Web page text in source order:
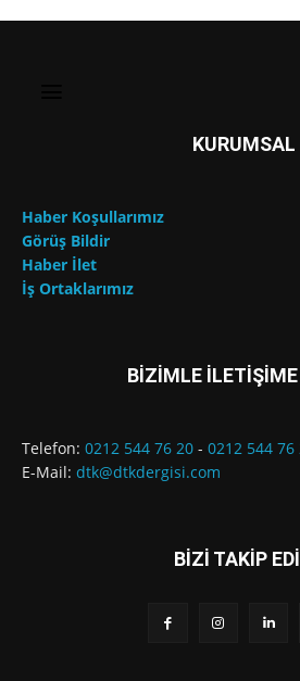
KURUMSAL
Haber Koşullarımız
Görüş Bildir
Haber İlet
İş Ortaklarımız
BİZİMLE İLETİŞİME
Telefon: 0212 544 76 20 - 0212 544 76
E-Mail: dtk@dtkdergisi.com
BİZİ TAKİP